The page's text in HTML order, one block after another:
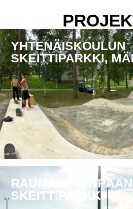
YHTENÄISKOULUN
SKEITTIPARKKI,
RAUMA, PYYNPÄÄN
SKEITTIPARKKI